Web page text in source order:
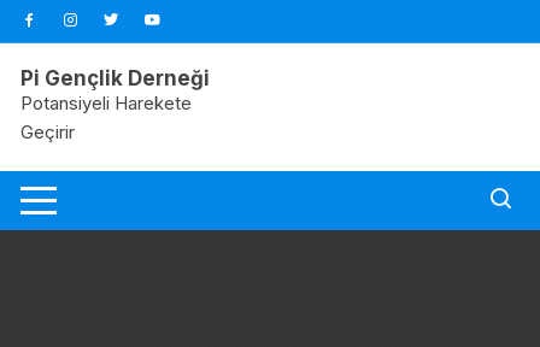
Skip
to
content
Pi Gençlik Derneği
Potansiyeli Harekete
Geçirir